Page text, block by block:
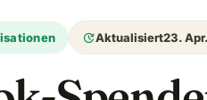
updateAktualisiert23.